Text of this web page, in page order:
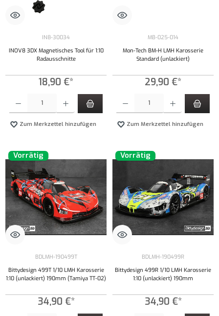
IN8-30034
INOV8 3DX Magnetisches Tool für 1:10
Radausschnitte
18,90 €*
Zum Merkzettel hinzufügen
MB-025-014
Mon-Tech BM-H LMH Karosserie
Standard (unlackiert)
29,90 €*
Zum Merkzettel hinzufügen
Vorrätig
BDLMH-190499T
Bittydesign 499T 1/10 LMH Karosserie
1:10 (unlackiert) 190mm (Tamiya TT-02)
34,90 €*
Vorrätig
BDLMH-190499R
Bittydesign 499R 1/10 LMH Karosserie
1:10 (unlackiert) 190mm
34,90 €*